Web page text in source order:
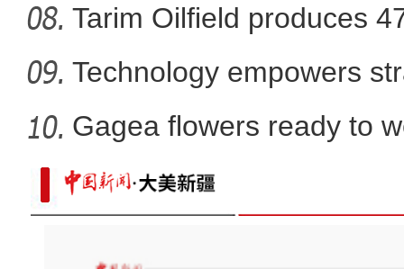
新疆莎车县十万亩万
Tarim Oilfield produces
Technology empowers
Xi
Gagea flowers ready to
Nal